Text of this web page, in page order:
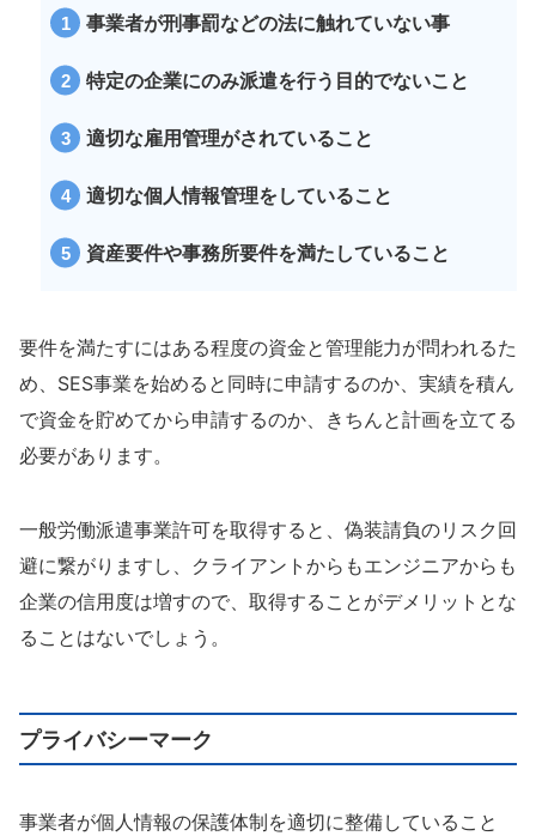
事業者が刑事罰などの法に触れていない事
特定の企業にのみ派遣を行う目的でないこと
適切な雇用管理がされていること
適切な個人情報管理をしていること
資産要件や事務所要件を満たしていること
要件を満たすにはある程度の資金と管理能力が問われるた
め、SES事業を始めると同時に申請するのか、実績を積ん
で資金を貯めてから申請するのか、きちんと計画を立てる
必要があります。
一般労働派遣事業許可を取得すると、偽装請負のリスク回
避に繋がりますし、クライアントからもエンジニアからも
企業の信用度は増すので、取得することがデメリットとな
ることはないでしょう。
プライバシーマーク
事業者が個人情報の保護体制を適切に整備していること